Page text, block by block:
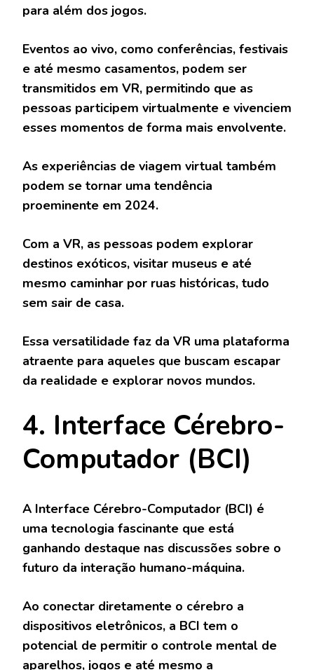
para além dos jogos.
Eventos ao vivo, como conferências, festivais
e até mesmo casamentos, podem ser
transmitidos em VR, permitindo que as
pessoas participem virtualmente e vivenciem
esses momentos de forma mais envolvente.
As experiências de viagem virtual também
podem se tornar uma tendência
proeminente em 2024.
Com a VR, as pessoas podem explorar
destinos exóticos, visitar museus e até
mesmo caminhar por ruas históricas, tudo
sem sair de casa.
Essa versatilidade faz da VR uma plataforma
atraente para aqueles que buscam escapar
da realidade e explorar novos mundos.
4. Interface Cérebro-
Computador (BCI)
A Interface Cérebro-Computador (BCI) é
uma tecnologia fascinante que está
ganhando destaque nas discussões sobre o
futuro da interação humano-máquina.
Ao conectar diretamente o cérebro a
dispositivos eletrônicos, a BCI tem o
potencial de permitir o controle mental de
aparelhos, jogos e até mesmo a